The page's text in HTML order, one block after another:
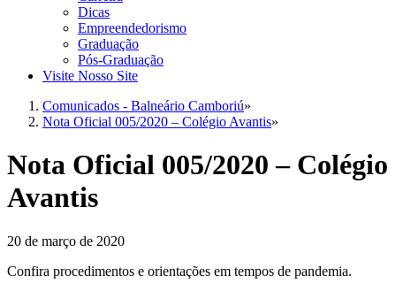
Dicas
Empreendedorismo
Graduação
Pós-Graduação
Visite Nosso Site
Comunicados - Balneário Camboriú»
Nota Oficial 005/2020 – Colégio Avantis»
Nota Oficial 005/2020 – Colégio
Avantis
20 de março de 2020
Confira procedimentos e orientações em tempos de pandemia.